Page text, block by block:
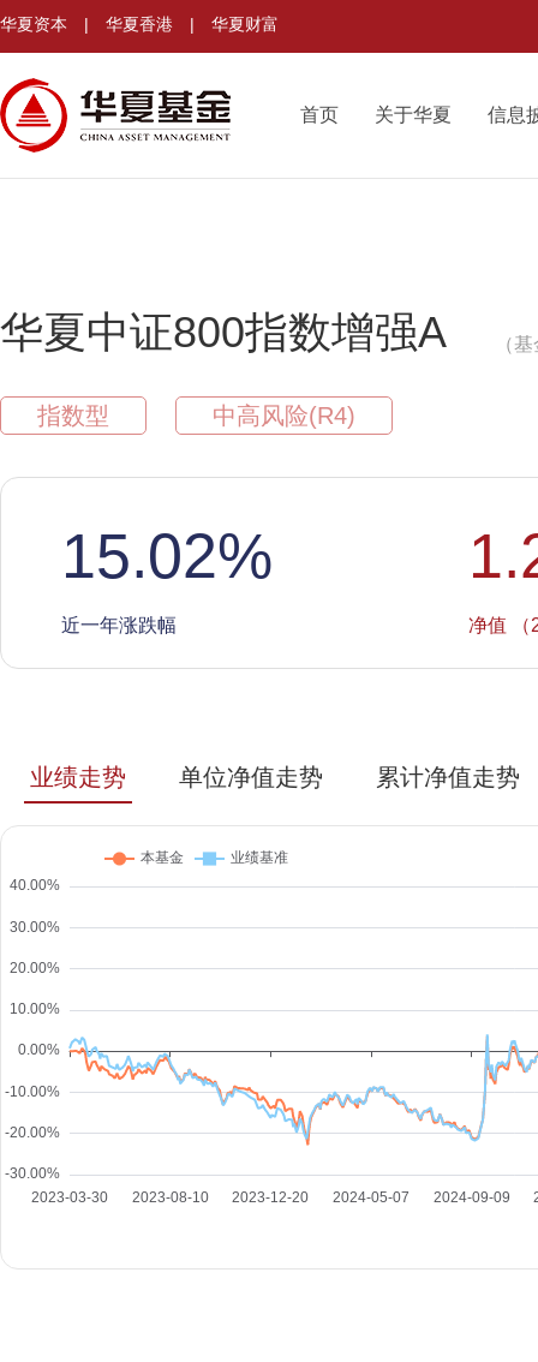
华夏资本 | 华夏香港 | 华夏财富
首页 关于华夏 信息
华夏中证800指数增强A （
指数型 中高风险(R4)
15.02%
近一年涨跌幅 净值 （
业绩走势 单位净值走势 累计净值走势